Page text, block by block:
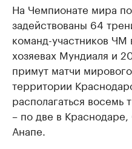
На Чемпионате мира
задействованы 64
команд-участников ЧМ
хозяевах Мундиаля и
примут матчи
территории
располагаться
– по две в
Анапе.